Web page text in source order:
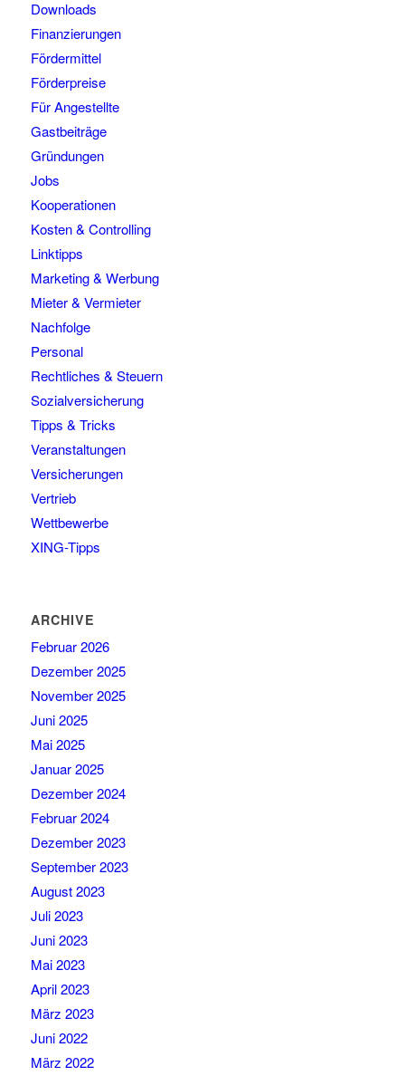
Downloads
Finanzierungen
Fördermittel
Förderpreise
Für Angestellte
Gastbeiträge
Gründungen
Jobs
Kooperationen
Kosten & Controlling
Linktipps
Marketing & Werbung
Mieter & Vermieter
Nachfolge
Personal
Rechtliches & Steuern
Sozialversicherung
Tipps & Tricks
Veranstaltungen
Versicherungen
Vertrieb
Wettbewerbe
XING-Tipps
ARCHIVE
Februar 2026
Dezember 2025
November 2025
Juni 2025
Mai 2025
Januar 2025
Dezember 2024
Februar 2024
Dezember 2023
September 2023
August 2023
Juli 2023
Juni 2023
Mai 2023
April 2023
März 2023
Juni 2022
März 2022